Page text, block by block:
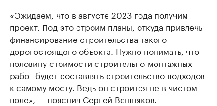
«Ожидаем, что в августе 2023 года получим
проект. Под это строим планы, откуда привлечь
финансирование строительства такого
дорогостоящего объекта. Нужно понимать, что
половину стоимости строительно-монтажных
работ будет составлять строительство подходов
к самому мосту. Ведь он строится не в чистом
поле», — пояснил Сергей Вешняков.